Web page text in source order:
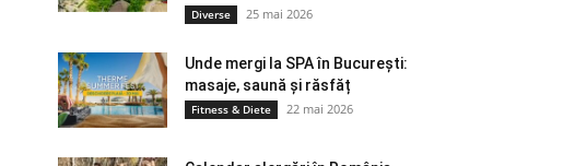
Diverse 25 mai 2026
Unde mergi la SPA în București:
masaje, saună și răsfăț
Fitness & Diete 22 mai 2026